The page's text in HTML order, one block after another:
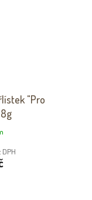
"Pro
DPH